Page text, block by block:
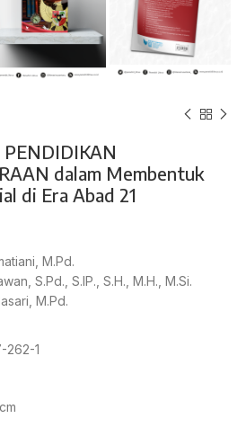
dalam Membentuk
di Era Abad 21
M.Pd.
S.Pd., S.IP., S.H., M.H., M.Si.
M.Pd.
1